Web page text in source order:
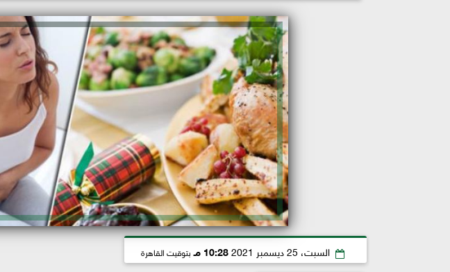
السبت، 25 ديسمبر 2021 10:28 مـ بتوقيت القاهرة